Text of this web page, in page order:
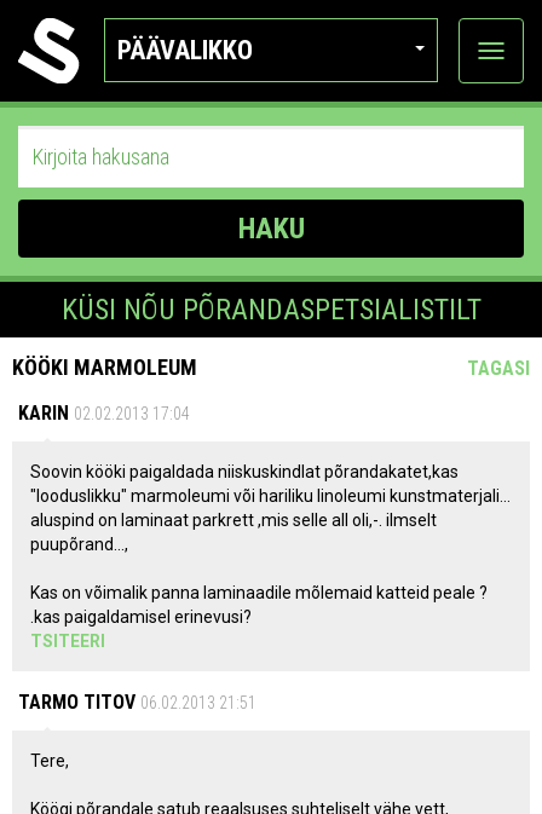
PÄÄVALIKKO
Näytä
HAKU
KÜSI NÕU PÕRANDASPETSIALISTILT
KÖÖKI MARMOLEUM
TAGASI
KARIN 02.02.2013 17:04
Soovin kööki paigaldada niiskuskindlat põrandakatet,kas
"looduslikku" marmoleumi või hariliku linoleumi kunstmaterjali...
aluspind on laminaat parkrett ,mis selle all oli,-. ilmselt
puupõrand...,
Kas on võimalik panna laminaadile mõlemaid katteid peale ?
.kas paigaldamisel erinevusi?
TSITEERI
TARMO TITOV 06.02.2013 21:51
Tere,
Köögi põrandale satub reaalsuses suhteliselt vähe vett,